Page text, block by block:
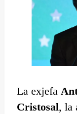
La exjefa
Cristosal, la